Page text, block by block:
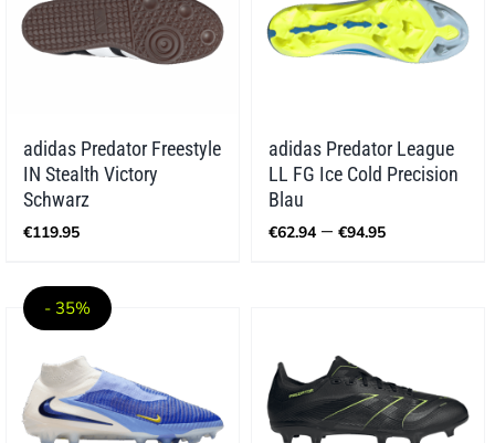
adidas Predator Freestyle
IN Stealth Victory
Schwarz
€119.95
adidas Predator League
LL FG Ice Cold Precision
Blau
€62.94 – €94.95
- 35%